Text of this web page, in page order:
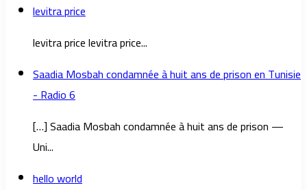
levitra price
levitra price levitra price...
Saadia Mosbah condamnée à huit ans de prison en Tunisie
- Radio 6
[…] Saadia Mosbah condamnée à huit ans de prison —
Uni...
hello world